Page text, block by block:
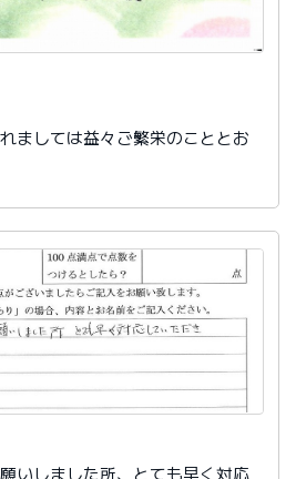
ましては益々ご繁栄のこととお
たお葉書を受け取りました。ご
のリフォームを御社様にお願い
じめ皆様のおかげをもちまし
おります。ありがとうございま
の修繕を行うことはおそらく起
繕になろうかと思いますが、そ
お願いさせていただくつもりで
しい社員様です。
でございますので、社長様、社
いしました所、とても早く対応